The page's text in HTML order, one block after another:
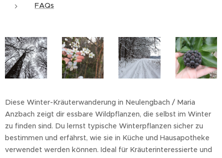
FAQs
Diese Winter-Kräuterwanderung in Neulengbach / Maria
Anzbach zeigt dir essbare Wildpflanzen, die selbst im Winter
zu finden sind. Du lernst typische Winterpflanzen sicher zu
bestimmen und erfährst, wie sie in Küche und Hausapotheke
verwendet werden können. Ideal für Kräuterinteressierte und